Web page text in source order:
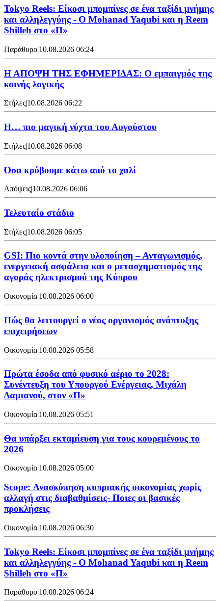
Tokyo Reels: Είκοσι μπομπίνες σε ένα ταξίδι μνήμης
και αλληλεγγύης - Ο Mohanad Yaqubi και η Reem
Shilleh στο «Π»
Παράθυρο|10.08.2026 06:24
Η ΑΠΟΨΗ ΤΗΣ ΕΦΗΜΕΡΙΔΑΣ: Ο εμπαιγμός της
κοινής λογικής
Στήλες|10.08.2026 06:22
Η… πιο μαγική νύχτα του Αυγούστου
Στήλες|10.08.2026 06:08
Όσα κρύβουμε κάτω από το χαλί
Απόψεις|10.08.2026 06:06
Τελευταίο στάδιο
Στήλες|10.08.2026 06:05
GSI: Πιο κοντά στην υλοποίηση – Ανταγωνισμός,
ενεργειακή ασφάλεια και ο μετασχηματισμός της
αγοράς ηλεκτρισμού της Κύπρου
Οικονομία|10.08.2026 06:00
Πώς θα λειτουργεί ο νέος οργανισμός ανάπτυξης
επιχειρήσεων
Οικονομία|10.08.2026 05:58
Πρώτα έσοδα από φυσικό αέριο το 2028:
Συνέντευξη του Υπουργού Ενέργειας, Μιχάλη
Δαμιανού, στον «Π»
Οικονομία|10.08.2026 05:51
Θα υπάρξει εκταμίευση για τους κουρεμένους το
2026
Οικονομία|10.08.2026 05:00
Scope: Ανασκόπηση κυπριακής οικονομίας χωρίς
αλλαγή στις διαβαθμίσεις- Ποιες οι βασικές
προκλήσεις
Οικονομία|10.08.2026 06:30
Tokyo Reels: Είκοσι μπομπίνες σε ένα ταξίδι μνήμης
και αλληλεγγύης - Ο Mohanad Yaqubi και η Reem
Shilleh στο «Π»
Παράθυρο|10.08.2026 06:24